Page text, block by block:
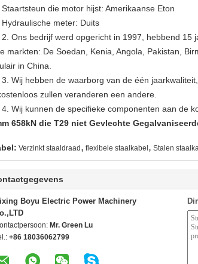
die motor hijst: Amerikaanse Eton
meter: Duits
bedrijf werd opgericht in 1997, hebbend 15
markten: De Soedan, Kenia, Angola, Pakistan,
in China.
hebben de waarborg van de één jaarkwaliteit,
zullen veranderen een andere.
kunnen de specifieke componenten aan de
658kN die T29 niet Gevlechte
Verzinkt staaldraad , flexibele staalkabel , Stalen
Boyu Electric Power Machinery
Mr. Green Lu
+86 18036062799